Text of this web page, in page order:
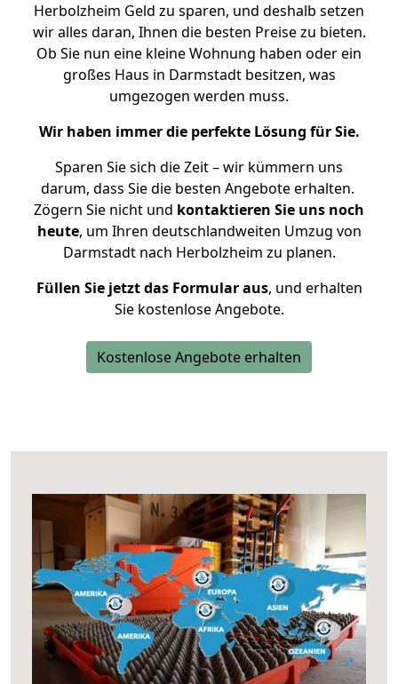
Herbolzheim Geld zu sparen, und deshalb setzen
wir alles daran, Ihnen die besten Preise zu bieten.
Ob Sie nun eine kleine Wohnung haben oder ein
großes Haus in Darmstadt besitzen, was
umgezogen werden muss.
Wir haben immer die perfekte Lösung für Sie.
Sparen Sie sich die Zeit – wir kümmern uns
darum, dass Sie die besten Angebote erhalten.
Zögern Sie nicht und kontaktieren Sie uns noch
heute, um Ihren deutschlandweiten Umzug von
Darmstadt nach Herbolzheim zu planen.
Füllen Sie jetzt das Formular aus, und erhalten
Sie kostenlose Angebote.
Kostenlose Angebote erhalten